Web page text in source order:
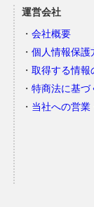
運営会社
会社概要
個人情報保護
取得する情報
特商法に基づ
当社への営業